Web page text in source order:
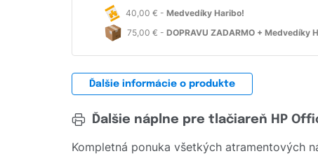
40,00 € - Medvedíky Haribo!
75,00 € - DOPRAVU ZADARMO + Medvedíky
Ďalšie informácie o produkte
Ďalšie náplne pre tlačiareň HP
Kompletná ponuka všetkých atramentových